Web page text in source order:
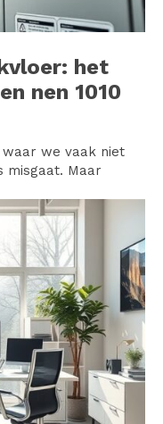
het
nen 1010
we vaak niet
misgaat. Maar